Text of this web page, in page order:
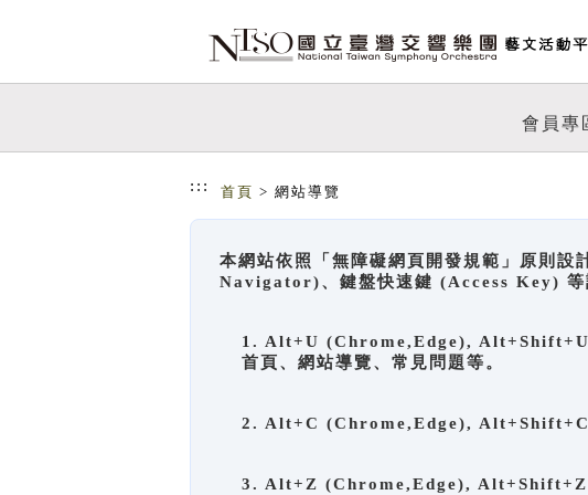
會員專
::: 首頁 > 網站導覽
本網站依照「無障礙網頁開發規範」原則
Navigator)、鍵盤快速鍵 (Access Key) 等
1. Alt+U (Chrome,Edge), Alt+Shift+U
首頁、網站導覽、常見問題等。
2. Alt+C (Chrome,Edge), Alt+Shift+C
3. Alt+Z (Chrome,Edge), Alt+Shift+Z